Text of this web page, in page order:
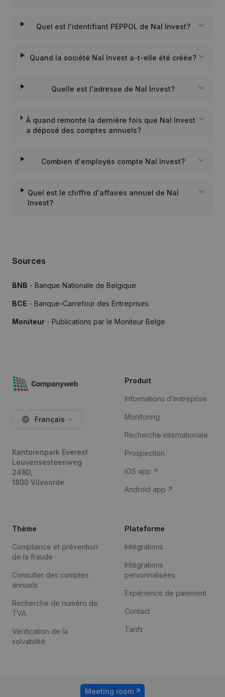
Quel est l'identifiant PEPPOL de Nal Invest?
Quand la société Nal Invest a-t-elle été créée?
Quelle est l'adresse de Nal Invest?
À quand remonte la dernière fois que Nal Invest
a déposé des comptes annuels?
Combien d'employés compte Nal Invest?
Quel est le chiffre d'affaires annuel de Nal
Invest?
Sources
BNB - Banque Nationale de Belgique
BCE - Banque-Carrefour des Entreprises
Moniteur - Publications par le Moniteur Belge
Français
Kantorenpark Everest
Leuvensesteenweg
248D,
1800 Vilvoorde
Produit
Informations d’entreprise
Monitoring
Recherche internationale
Prospection
iOS app
Android app
Thème
Compliance et prévention
de la fraude
Consulter des comptes
annuels
Recherche de numéro de
TVA
Vérification de la
solvabilité
Plateforme
Intégrations
Intégrations
personnalisées
Expérience de paiement
Contact
Tarifs
Meeting room